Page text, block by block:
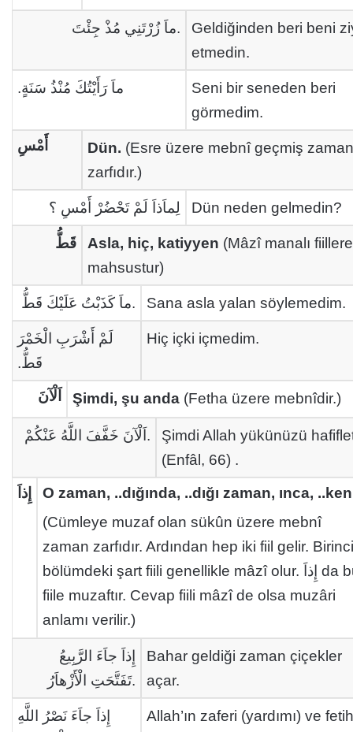
ماَ زُرْتَنِي مُذْ جِئْتَ.
Geldiğinden beri beni
etmedin.
ماَ رَأَيْتُكَ مُنْذُ سَنَةٍ.
Seni bir seneden beri
görmedim.
أَمْسِ
Dün. (Esre üzere mebnî geçmiş zaman
zarfıdır.)
لِماَذاَ لَمْ تَحْضُرْ أَمْسِ ؟ Dün neden gelmedin?
قَطُّ Asla, hiç, katiyyen (Mâzî manalı fiillere
mahsustur)
ماَ كَذَبْتُ عَلَيْكَ قَطُّ. Sana asla yalan söylemedim.
لَمْ أَشْرَبِ الْخَمْرَ
قَطُّ.
Hiç içki içmedim.
اَلْآنَ Şimdi, şu anda (Fetha üzere mebnîdir.)
اَلْآنَ خَفَّفَ اللَّهُ عَنْكُمْ.
Şimdi Allah yükünüzü
(Enfâl, 66) .
إِذاَ
O zaman, ..dığında, ..dığı zaman, ınca, ..ken
(Cümleye muzaf olan sükûn üzere mebnî
zaman zarfıdır. Ardından hep iki fiil gelir. Birinci
bölümdeki şart fiili genellikle mâzî olur. إِذاَ da bu
fiile muzaftır. Cevap fiili mâzî de olsa muzâri
anlamı verilir.)
إِذاَ جاَءَ الرَّبِيعُ
تَفَتَّحَتِ الْأَزْهاَرُ.
Bahar geldiği zaman çiçekler
açar.
إِذاَ جاَءَ نَصْرُ اللَّهِ
Allah’ın zaferi (yardımı) ve fetih